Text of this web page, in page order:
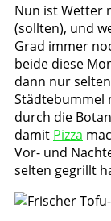
Nun ist Wetter
(sollten), und
Grad immer
beide diese
dann nur
Städtebummel
durch die
damit Pizza
Vor- und
selten gegrillt